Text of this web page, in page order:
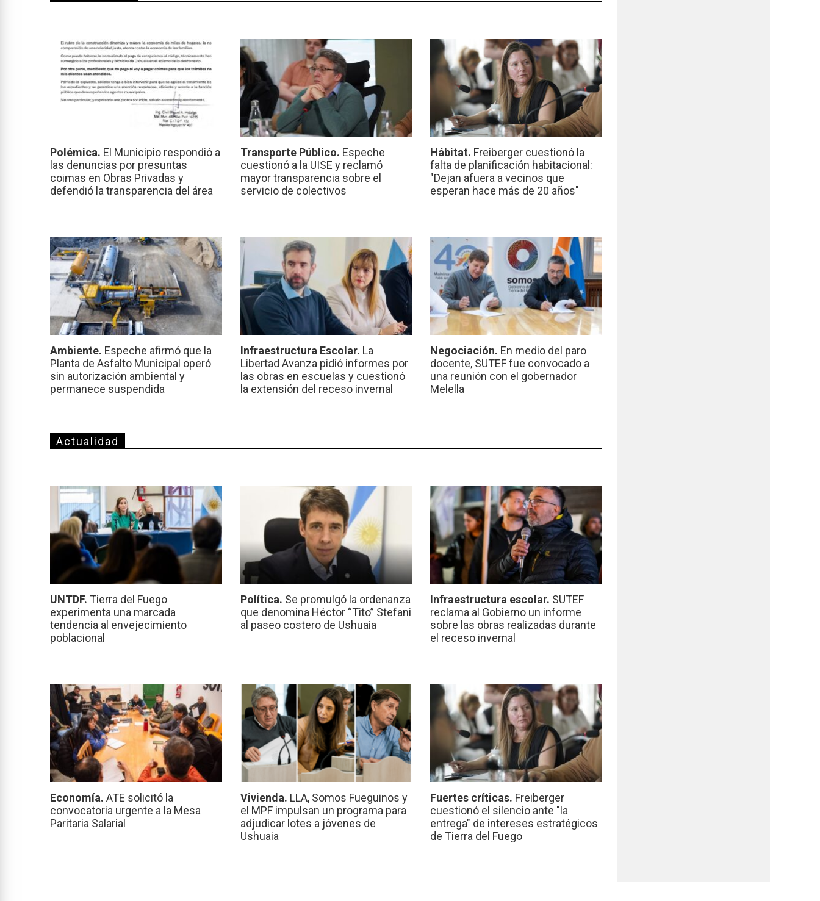
Polémica. El Municipio respondió a
las denuncias por presuntas
coimas en Obras Privadas y
defendió la transparencia del área
Transporte Público. Espeche
cuestionó a la UISE y reclamó
mayor transparencia sobre el
servicio de colectivos
Hábitat. Freiberger cuestionó la
falta de planificación habitacional:
"Dejan afuera a vecinos que
esperan hace más de 20 años"
Ambiente. Espeche afirmó que la
Planta de Asfalto Municipal operó
sin autorización ambiental y
permanece suspendida
Infraestructura Escolar. La
Libertad Avanza pidió informes por
las obras en escuelas y cuestionó
la extensión del receso invernal
Negociación. En medio del paro
docente, SUTEF fue convocado a
una reunión con el gobernador
Melella
Actualidad
UNTDF. Tierra del Fuego
experimenta una marcada
tendencia al envejecimiento
poblacional
Política. Se promulgó la ordenanza
que denomina Héctor “Tito” Stefani
al paseo costero de Ushuaia
Infraestructura escolar. SUTEF
reclama al Gobierno un informe
sobre las obras realizadas durante
el receso invernal
Economía. ATE solicitó la
convocatoria urgente a la Mesa
Paritaria Salarial
Vivienda. LLA, Somos Fueguinos y
el MPF impulsan un programa para
adjudicar lotes a jóvenes de
Ushuaia
Fuertes críticas. Freiberger
cuestionó el silencio ante "la
entrega" de intereses estratégicos
de Tierra del Fuego